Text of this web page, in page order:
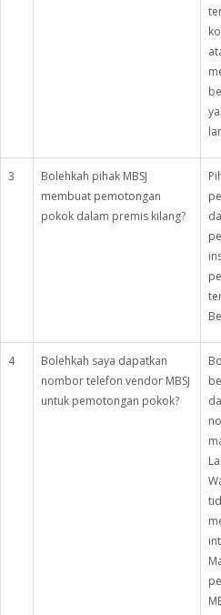
3
Bolehkah pihak MBSJ
membuat pemotongan
pokok dalam premis kilang?
4
Bolehkah saya dapatkan
nombor telefon vendor MBSJ
untuk pemotongan pokok?